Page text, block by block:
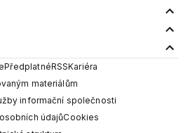
PředplatnéRSSKariéra
materiálům
informační společnosti
údajůCookies